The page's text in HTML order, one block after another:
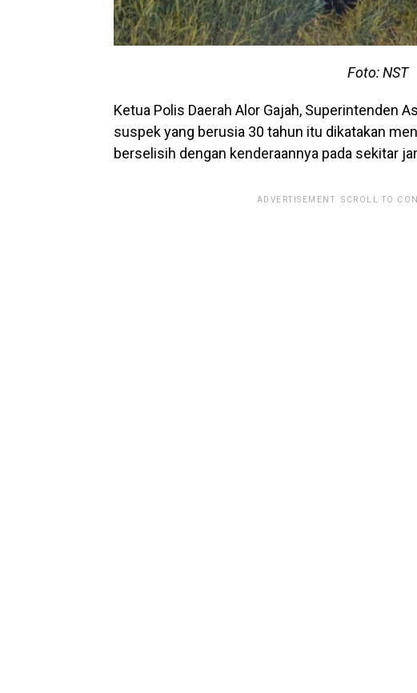
Foto: NST
Ketua Polis Daerah Alor Gajah, Superintenden
suspek yang berusia 30 tahun itu dikatakan
berselisih dengan kenderaannya pada sekitar
ADVERTISEMENT. SCROLL TO